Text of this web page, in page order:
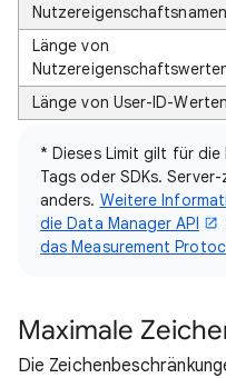
Nutzereigenschaftsnamen
Länge von
Länge von User-ID-Werten
* Dieses Limit gilt für die
Tags oder SDKs.
anders. Weitere
die Data Manager API
das Measurement
Maximale
Die